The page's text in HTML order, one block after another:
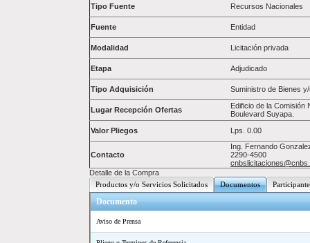
Tipo Fuente Recursos Nacionales
Fuente Entidad
Modalidad Licitación privada
Etapa Adjudicado
Tipo Adquisición Suministro de Bienes
Lugar Recepción Ofertas
Edificio de la Comisión
Boulevard Suyapa.
Valor Pliegos
Lps. 0.00
Contacto
Ing. Fernando
2290-4500
Detalle de la Compra
Productos y/o Servicios Solicitados
Documentos
Documento
Aviso de Prensa